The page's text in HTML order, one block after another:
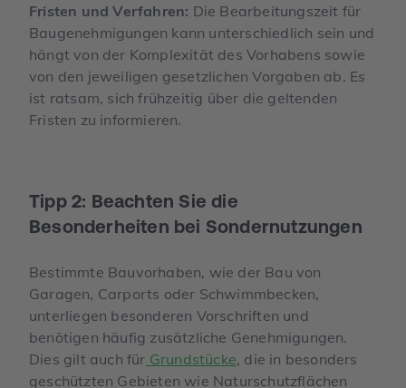
Fristen und Verfahren: Die Bearbeitungszeit für
Baugenehmigungen kann unterschiedlich sein und
hängt von der Komplexität des Vorhabens sowie
von den jeweiligen gesetzlichen Vorgaben ab. Es
ist ratsam, sich frühzeitig über die geltenden
Fristen zu informieren.
Tipp 2: Beachten Sie die
Besonderheiten bei Sondernutzungen
Bestimmte Bauvorhaben, wie der Bau von
Garagen, Carports oder Schwimmbecken,
unterliegen besonderen Vorschriften und
benötigen häufig zusätzliche Genehmigungen.
Dies gilt auch für Grundstücke, die in besonders
geschützten Gebieten wie Naturschutzflächen